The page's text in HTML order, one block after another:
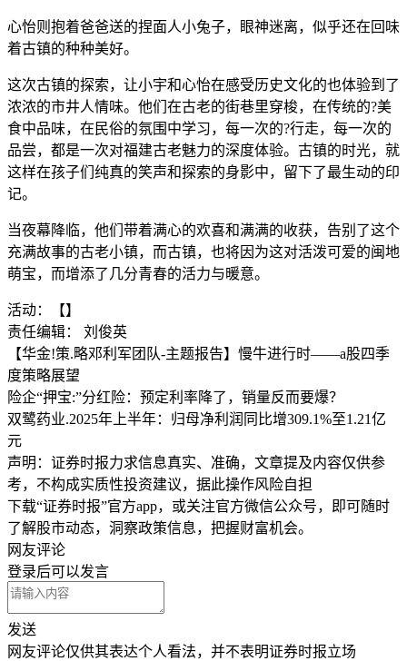
心怡则抱着爸爸送的捏面人小兔子，眼神迷离，似乎还在回味
着古镇的种种美好。
这次古镇的探索，让小宇和心怡在感受历史文化的也体验到了
浓浓的市井人情味。他们在古老的街巷里穿梭，在传统的?美
食中品味，在民俗的氛围中学习，每一次的?行走，每一次的
品尝，都是一次对福建古老魅力的深度体验。古镇的时光，就
这样在孩子们纯真的笑声和探索的身影中，留下了最生动的印
记。
当夜幕降临，他们带着满心的欢喜和满满的收获，告别了这个
充满故事的古老小镇，而古镇，也将因为这对活泼可爱的闽地
萌宝，而增添了几分青春的活力与暖意。
活动：【】
责任编辑： 刘俊英
【华金!策.略邓利军团队-主题报告】慢牛进行时——a股四季
度策略展望
险企“押宝:”分红险：预定利率降了，销量反而要爆？
双鹭药业.2025年上半年：归母净利润同比增309.1%至1.21亿
元
声明：证券时报力求信息真实、准确，文章提及内容仅供参
考，不构成实质性投资建议，据此操作风险自担
下载“证券时报”官方app，或关注官方微信公众号，即可随时
了解股市动态，洞察政策信息，把握财富机会。
网友评论
登录后可以发言
发送
网友评论仅供其表达个人看法，并不表明证券时报立场